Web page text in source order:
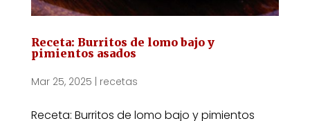
Receta: Burritos de lomo bajo y
pimientos asados
Mar 25, 2025 recetas
Receta: Burritos de lomo bajo y pimientos